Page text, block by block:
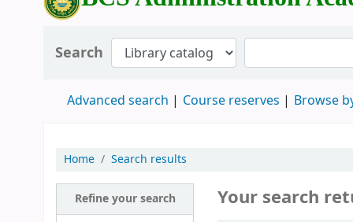
Search
Advanced search Course reserves Browse
Home Search results
Refine your search Your search